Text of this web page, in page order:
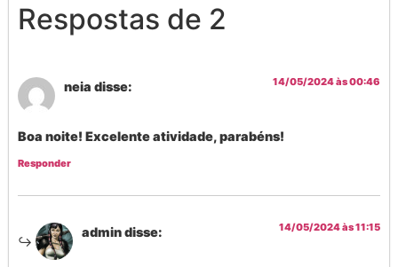
Respostas de 2
neia disse: 14/05/2024 às 00:46
Boa noite! Excelente atividade, parabéns!
Responder
admindisse: 14/05/2024 às 11:15